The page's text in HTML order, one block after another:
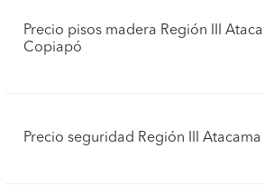
Precio pisos madera Región III
Copiapó
Precio seguridad Región III